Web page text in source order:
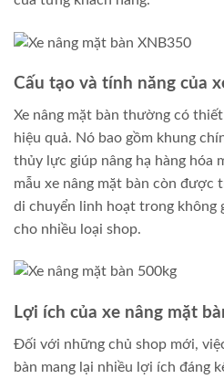
Cấu tạo và tính năng của
Xe nâng mặt bàn thường có
hiệu quả. Nó bao gồm khung
thủy lực giúp nâng hạ hàng hóa
mẫu xe nâng mặt bàn còn được
di chuyển linh hoạt trong không
cho nhiều loại shop.
Lợi ích của xe nâng mặt
Đối với những chủ shop mới,
bàn mang lại nhiều lợi ích đáng